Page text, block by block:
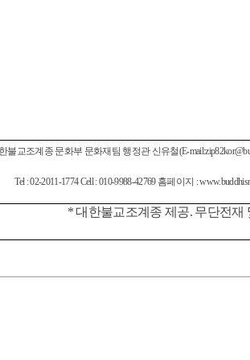
불교조계종 문화부 문화재팀 행정관 신유철(E-
Tel : 02-2011-1774 Cell : 010-9988-42769 홈페이지 :
*대한불교조계종 제공. 무단전재